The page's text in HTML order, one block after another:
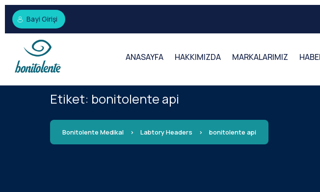
Bayi Girişi
ANASAYFA HAKKIMIZDA MARKALARIMIZ
Etiket: bonitolente api
Bonitolente Medikal > Labtory Headers > bonitolente api